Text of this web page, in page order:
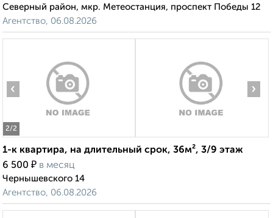
Северный район, мкр. Метеостанция, проспект Победы 12
Агентство, 06.08.2026
2/2
‹ ›
1-к квартира, на длительный срок, 36м², 3/9 этаж
6 500 ₽ в месяц
Чернышевского 14
Агентство, 06.08.2026